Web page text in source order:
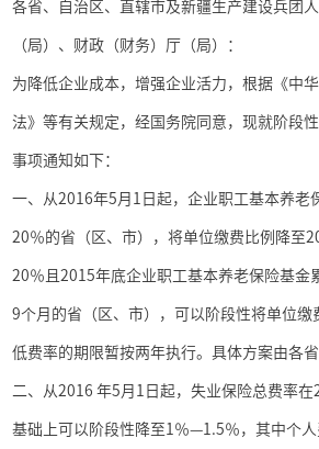
各省、自治区、直辖市及新疆生产建设兵团
（局）、财政（财务）厅（局）：
为降低企业成本，增强企业活力，根据《中
法》等有关规定，经国务院同意，现就阶段
事项通知如下：
一、从2016年5 月 1 日起，企业职工基本养老
20％的省（区、市），将单位缴费比例降至
20％且 2015年底企业职工基本养老保险基金
9个月的省（区、市），可以阶段性将单位缴
低费率的期限暂按两年执行。具体方案由各省
二、从2016 年5 月 1 日起，失业保险总费率在
基础上可以阶段性降至1 ％—1.5％，其中个